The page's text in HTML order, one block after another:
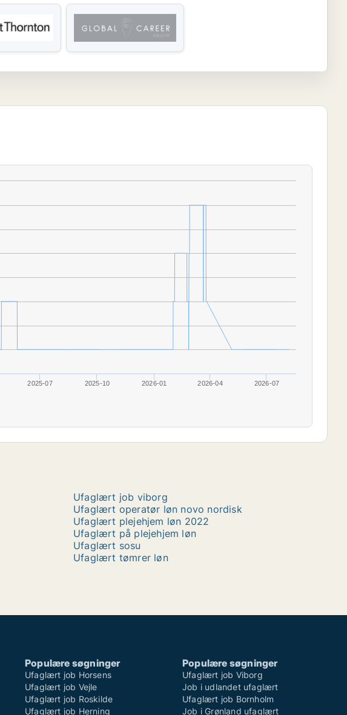
2025-07 2025-10 2026-01 2026-04 2026-07
Ufaglært job viborg
Ufaglært operatør løn novo nordisk
Ufaglært plejehjem løn 2022
Ufaglært på plejehjem løn
Ufaglært sosu
Ufaglært tømrer løn
Populære søgninger
Ufaglært job Horsens
Ufaglært job Vejle
Ufaglært job Roskilde
Ufaglært job Herning
Populære søgninger
Ufaglært job Viborg
Job i udlandet ufaglært
Ufaglært job Bornholm
Job i Grønland ufaglært